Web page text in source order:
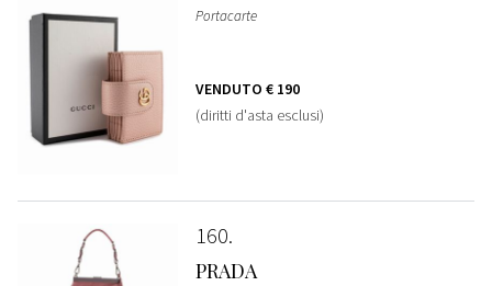
Portacarte
VENDUTO € 190
(diritti d'asta esclusi)
160
PRADA